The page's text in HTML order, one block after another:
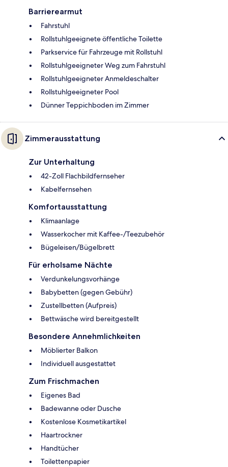
Barrierearmut
Fahrstuhl
Rollstuhlgeeignete öffentliche Toilette
Parkservice für Fahrzeuge mit Rollstuhl
Rollstuhlgeeigneter Weg zum Fahrstuhl
Rollstuhlgeeigneter Anmeldeschalter
Rollstuhlgeeigneter Pool
Dünner Teppichboden im Zimmer
Zimmerausstattung
Zur Unterhaltung
42-Zoll Flachbildfernseher
Kabelfernsehen
Komfortausstattung
Klimaanlage
Wasserkocher mit Kaffee-/Teezubehör
Bügeleisen/Bügelbrett
Für erholsame Nächte
Verdunkelungsvorhänge
Babybetten (gegen Gebühr)
Zustellbetten (Aufpreis)
Bettwäsche wird bereitgestellt
Besondere Annehmlichkeiten
Möblierter Balkon
Individuell ausgestattet
Zum Frischmachen
Eigenes Bad
Badewanne oder Dusche
Kostenlose Kosmetikartikel
Haartrockner
Handtücher
Toilettenpapier